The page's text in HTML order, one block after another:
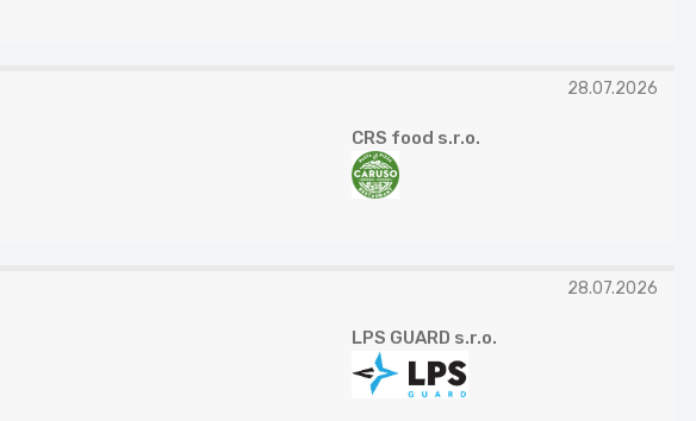
28.07.2026
CRS food s.r.o.
28.07.2026
LPS GUARD s.r.o.